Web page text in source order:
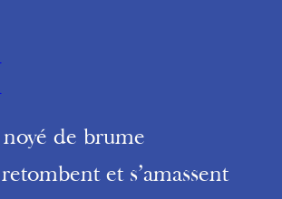
noyé de brume
et s’amassent